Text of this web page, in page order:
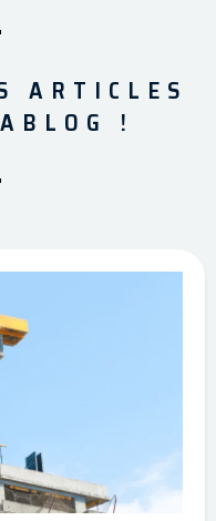
ARTICLES
!